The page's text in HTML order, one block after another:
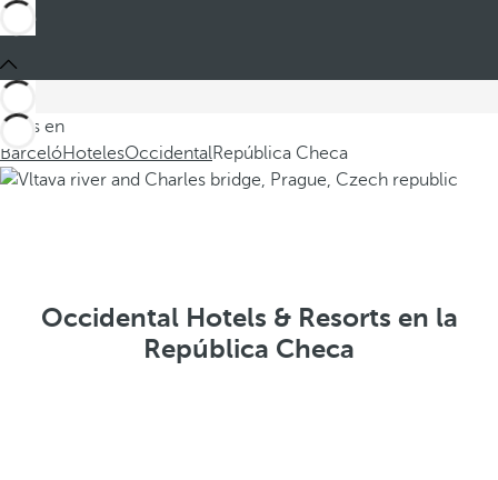
Estás en
BarcelóHotelesOccidentalRepública Checa
Occidental Hotels & Resorts en la
República Checa